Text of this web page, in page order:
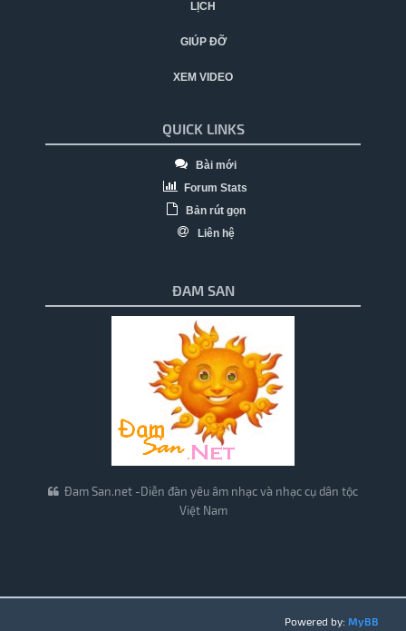
LỊCH
GIÚP ĐỠ
XEM VIDEO
QUICK LINKS
Bài mới
Forum Stats
Bản rút gọn
Liên hệ
ĐAM SAN
Đam San.net -Diễn đàn yêu âm nhạc và nhạc cụ dân tộc
Việt Nam
Powered by: MyBB